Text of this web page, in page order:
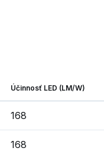
Účinnosť LED (LM/W)
168
168